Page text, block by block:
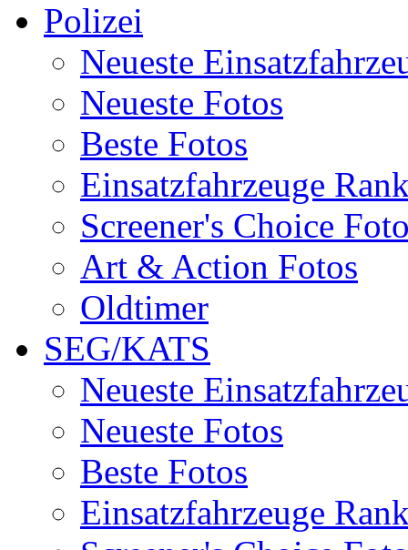
Polizei
Neueste
Neueste Fotos
Beste Fotos
Einsatzfahrzeuge
Screener's Choice
Art & Action Fotos
Oldtimer
SEG/KATS
Neueste
Neueste Fotos
Beste Fotos
Einsatzfahrzeuge